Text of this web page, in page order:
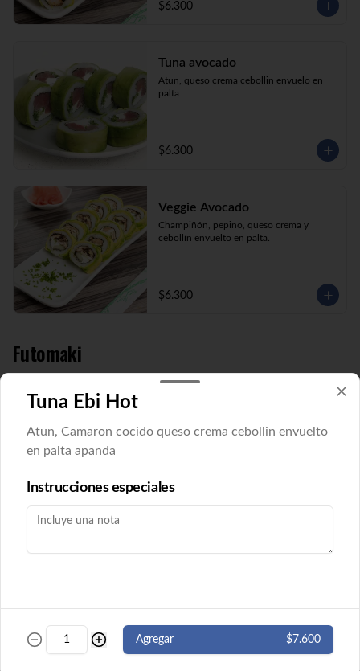
$6.300
Tuna avocado
Atun, queso crema cebollin envuelo en
palta
$6.300
Veggie Avocado
Champiñón, pepino, queso crema y
cebollín envuelto en palta.
$6.300
Futomaki
cortes. ( Imagen referencial)
$5.500
$5.500
Tuna Ebi Hot
Atun, Camaron cocido queso crema cebollin envuelto
en palta apanda
Instrucciones especiales
Agregar $7.600